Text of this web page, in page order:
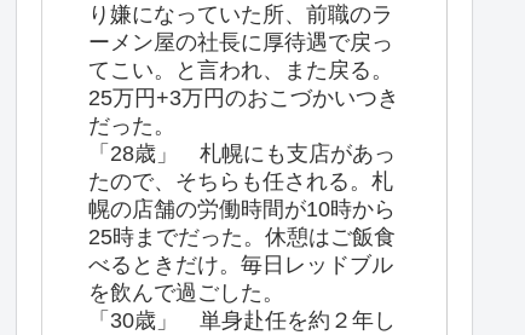
り嫌になっていた所、前職のラ
ーメン屋の社長に厚待遇で戻っ
てこい。と言われ、また戻る。
25万円+3万円のおこづかいつき
だった。
「28歳」 札幌にも支店があっ
たので、そちらも任される。札
幌の店舗の労働時間が10時から
25時までだった。休憩はご飯食
べるときだけ。毎日レッドブル
を飲んで過ごした。
「30歳」 単身赴任を約２年し